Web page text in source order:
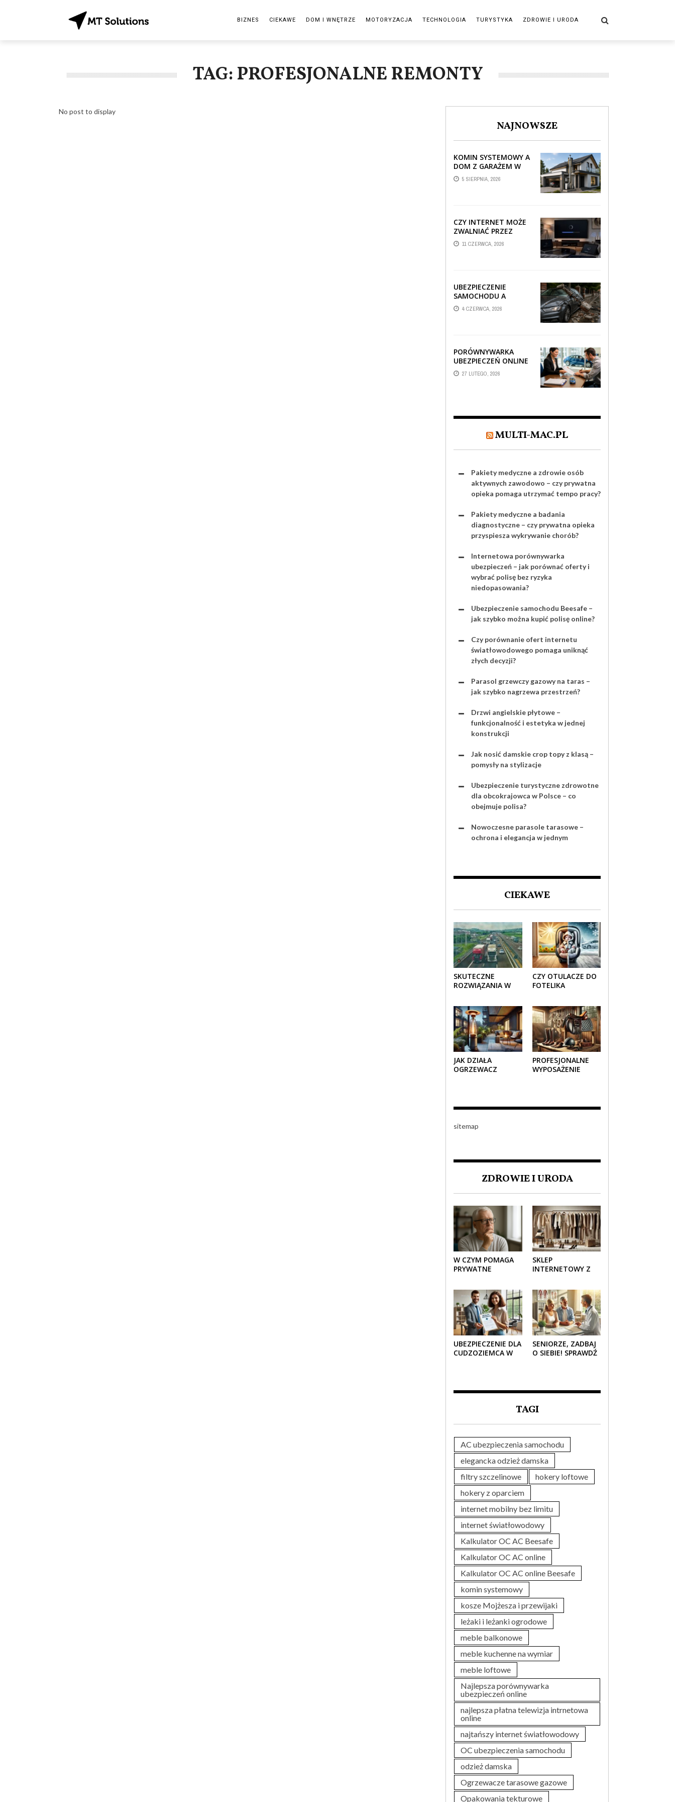
BIZNES CIEKAWE DOM I WNĘTRZE MOTORYZACJA TECHNOLOGIA TURYSTYKA ZDROWIE I URODA
TAG: PROFESJONALNE REMONTY
No post to display
NAJNOWSZE
KOMIN SYSTEMOWY A
DOM Z GARAŻEM W
BRYLE – JAK STREFA
TECHNICZNA WPŁYWA
5 SIERPNIA, 2026
CZY INTERNET MOŻE
ZWALNIAĆ PRZEZ
AUTOMATYCZNE
AKTUALIZACJE
11 CZERWCA, 2026
UBEZPIECZENIE
SAMOCHODU A
SZKODA PO
USZKODZENIU AUTA
4 CZERWCA, 2026
PORÓWNYWARKA
UBEZPIECZEŃ ONLINE
– JAK WYBRAĆ POLISĘ,
KTÓRA REALNIE
27 LUTEGO, 2026
MULTI-MAC.PL
Pakiety medyczne a zdrowie osób
aktywnych zawodowo – czy prywatna
opieka pomaga utrzymać tempo pracy?
Pakiety medyczne a badania
diagnostyczne – czy prywatna opieka
przyspiesza wykrywanie chorób?
Internetowa porównywarka
ubezpieczeń – jak porównać oferty i
wybrać polisę bez ryzyka
niedopasowania?
Ubezpieczenie samochodu Beesafe –
jak szybko można kupić polisę online?
Czy porównanie ofert internetu
światłowodowego pomaga uniknąć
złych decyzji?
Parasol grzewczy gazowy na taras –
jak szybko nagrzewa przestrzeń?
Drzwi angielskie płytowe –
funkcjonalność i estetyka w jednej
konstrukcji
Jak nosić damskie crop topy z klasą –
pomysły na stylizacje
Ubezpieczenie turystyczne zdrowotne
dla obcokrajowca w Polsce – co
obejmuje polisa?
Nowoczesne parasole tarasowe –
ochrona i elegancja w jednym
CIEKAWE
SKUTECZNE
ROZWIĄZANIA W
DREWNIANE I
TEKTUROWE
CZY OTULACZE DO
FOTELIKA
LATEM I ZIMĄ?
JAK DZIAŁA
OGRZEWACZ
PROFESJONALNE
WYPOSAŻENIE
sitemap
ZDROWIE I URODA
W CZYM POMAGA
PRYWATNE
SENIOROM?
SKLEP
INTERNETOWY Z
KLASYKA, SZYK I
NOWOCZESNOŚĆ
UBEZPIECZENIE DLA
CUDZOZIEMCA W
SENIORZE, ZADBAJ
O SIEBIE! SPRAWDŹ
TAGI
AC ubezpieczenia samochodu
elegancka odzież damska
filtry szczelinowe
hokery loftowe
hokery z oparciem
internet mobilny bez limitu
internet światłowodowy
Kalkulator OC AC Beesafe
Kalkulator OC AC online
Kalkulator OC AC online Beesafe
komin systemowy
kosze Mojżesza i przewijaki
leżaki i leżanki ogrodowe
meble balkonowe
meble kuchenne na wymiar
meble loftowe
Najlepsza porównywarka
ubezpieczeń online
najlepsza płatna telewizja intrnetowa
online
najtańszy internet światłowodowy
OC ubezpieczenia samochodu
odzież damska
Ogrzewacze tarasowe gazowe
Opakowania tekturowe